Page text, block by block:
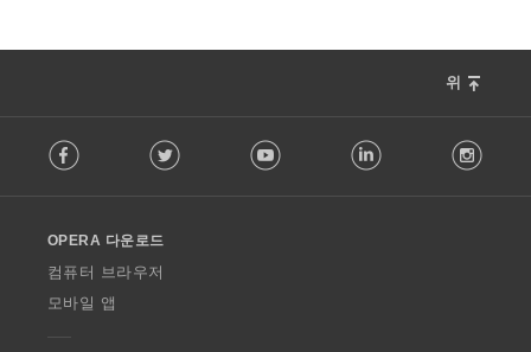
위
o
w
O
p
Facebook Twitter Youtube LinkedIn
OPERA 다운로드
컴퓨터 브라우저
모바일 앱